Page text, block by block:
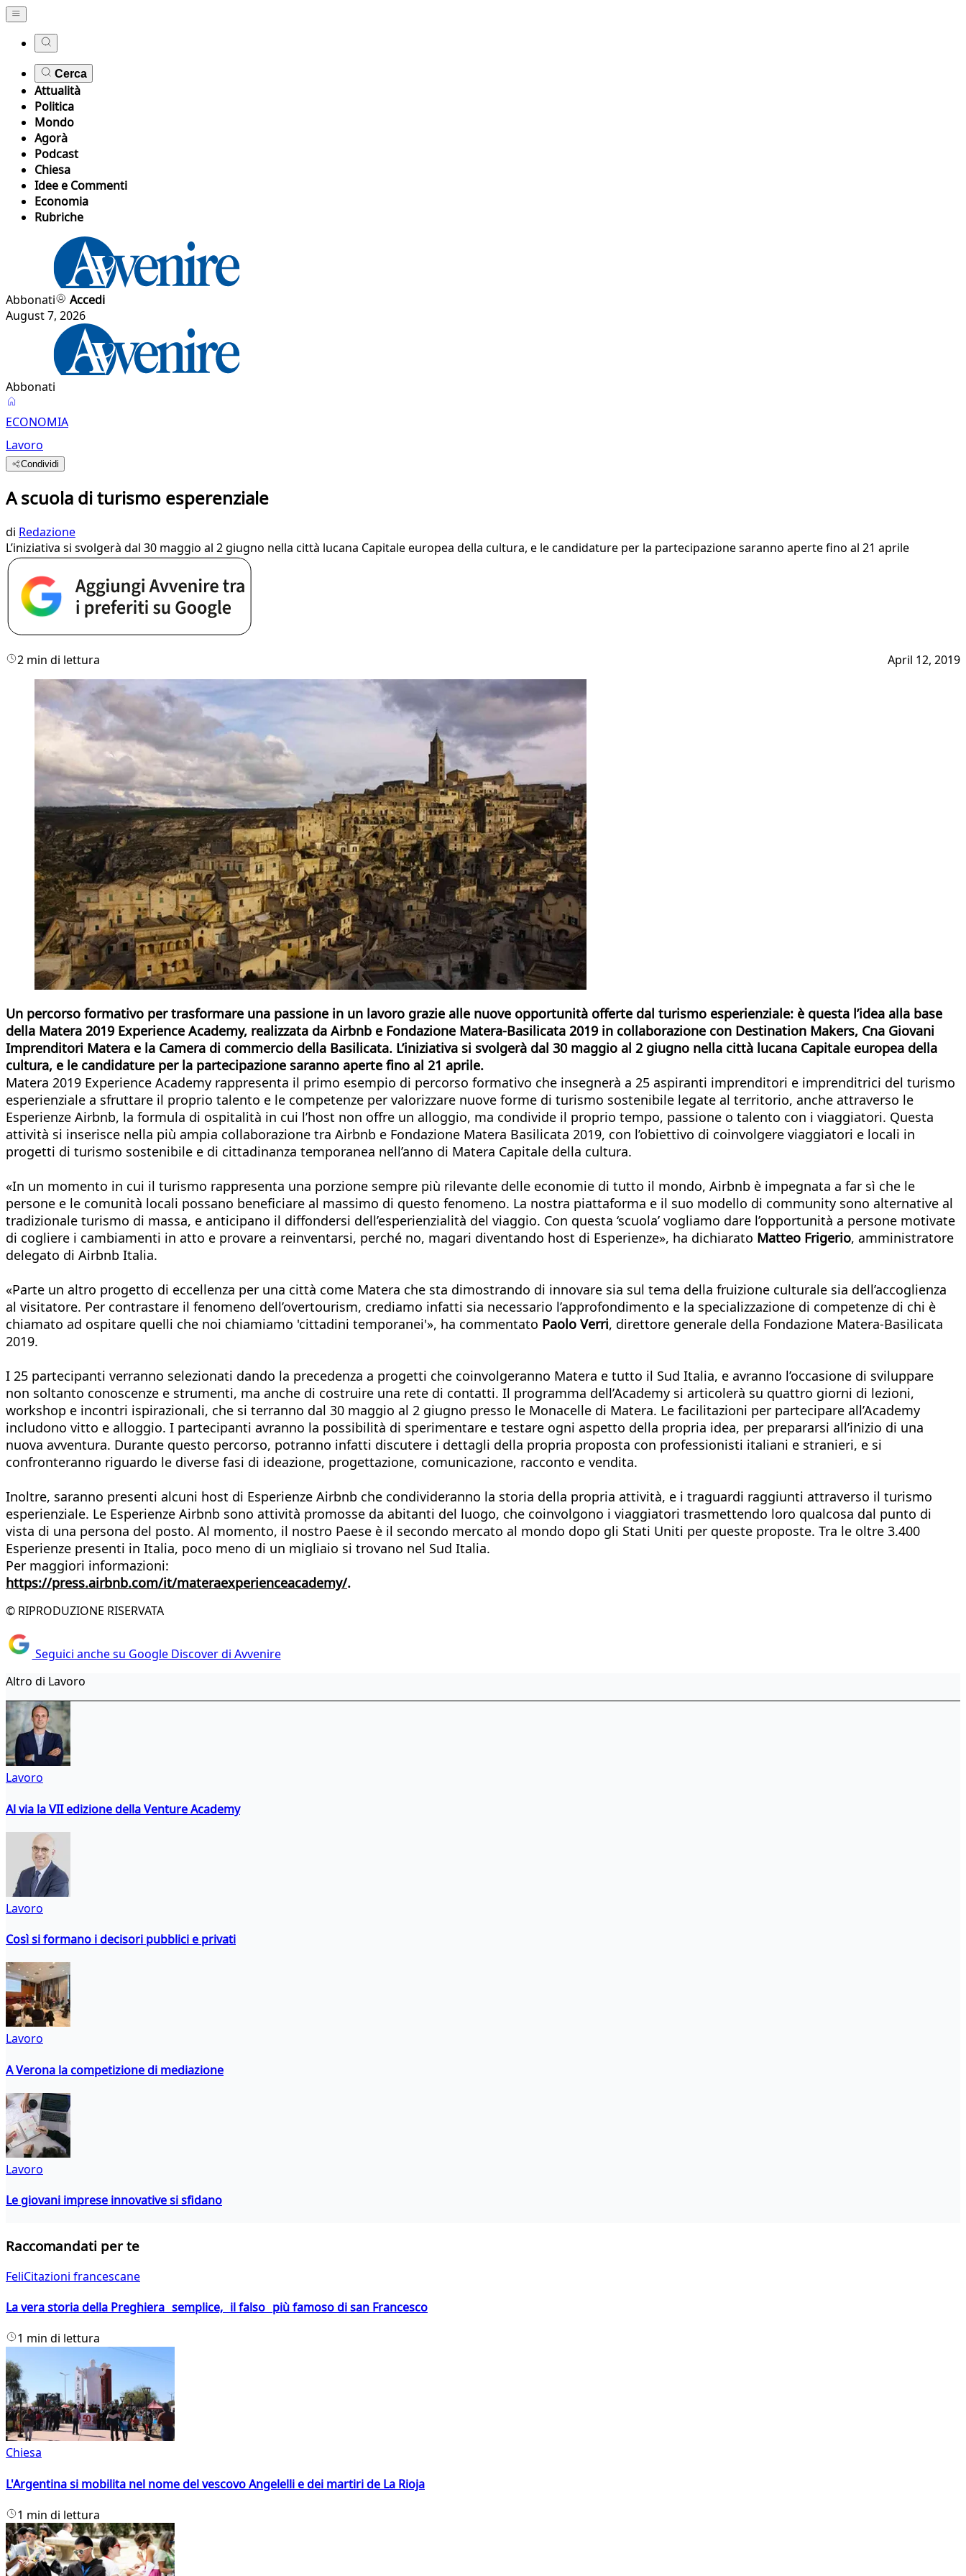
Cerca
Attualità
Politica
Mondo
Agorà
Podcast
Chiesa
Idee e Commenti
Economia
Rubriche
Abbonati
Accedi
August 7, 2026
Abbonati
ECONOMIA
Lavoro
Condividi
A scuola di turismo esperenziale
di Redazione
L’iniziativa si svolgerà dal 30 maggio al 2 giugno nella città lucana Capitale europea della cultura, e le candidature per la partecipazione saranno aperte fino al 21 aprile
2 min di lettura April 12, 2019
Un percorso formativo per trasformare una passione in un lavoro grazie alle nuove opportunità offerte dal turismo esperienziale: è questa l’idea alla base
della Matera 2019 Experience Academy, realizzata da Airbnb e Fondazione Matera-Basilicata 2019 in collaborazione con Destination Makers, Cna Giovani
Imprenditori Matera e la Camera di commercio della Basilicata. L’iniziativa si svolgerà dal 30 maggio al 2 giugno nella città lucana Capitale europea della
cultura, e le candidature per la partecipazione saranno aperte fino al 21 aprile.
Matera 2019 Experience Academy rappresenta il primo esempio di percorso formativo che insegnerà a 25 aspiranti imprenditori e imprenditrici del turismo
esperienziale a sfruttare il proprio talento e le competenze per valorizzare nuove forme di turismo sostenibile legate al territorio, anche attraverso le
Esperienze Airbnb, la formula di ospitalità in cui l’host non offre un alloggio, ma condivide il proprio tempo, passione o talento con i viaggiatori. Questa
attività si inserisce nella più ampia collaborazione tra Airbnb e Fondazione Matera Basilicata 2019, con l’obiettivo di coinvolgere viaggiatori e locali in
progetti di turismo sostenibile e di cittadinanza temporanea nell’anno di Matera Capitale della cultura.
«In un momento in cui il turismo rappresenta una porzione sempre più rilevante delle economie di tutto il mondo, Airbnb è impegnata a far sì che le
persone e le comunità locali possano beneficiare al massimo di questo fenomeno. La nostra piattaforma e il suo modello di community sono alternative al
tradizionale turismo di massa, e anticipano il diffondersi dell’esperienzialità del viaggio. Con questa ‘scuola’ vogliamo dare l’opportunità a persone motivate
di cogliere i cambiamenti in atto e provare a reinventarsi, perché no, magari diventando host di Esperienze», ha dichiarato Matteo Frigerio, amministratore
delegato di Airbnb Italia.
«Parte un altro progetto di eccellenza per una città come Matera che sta dimostrando di innovare sia sul tema della fruizione culturale sia dell’accoglienza
al visitatore. Per contrastare il fenomeno dell’overtourism, crediamo infatti sia necessario l’approfondimento e la specializzazione di competenze di chi è
chiamato ad ospitare quelli che noi chiamiamo 'cittadini temporanei'», ha commentato Paolo Verri, direttore generale della Fondazione Matera-Basilicata
2019.
I 25 partecipanti verranno selezionati dando la precedenza a progetti che coinvolgeranno Matera e tutto il Sud Italia, e avranno l’occasione di sviluppare
non soltanto conoscenze e strumenti, ma anche di costruire una rete di contatti. Il programma dell’Academy si articolerà su quattro giorni di lezioni,
workshop e incontri ispirazionali, che si terranno dal 30 maggio al 2 giugno presso le Monacelle di Matera. Le facilitazioni per partecipare all’Academy
includono vitto e alloggio. I partecipanti avranno la possibilità di sperimentare e testare ogni aspetto della propria idea, per prepararsi all’inizio di una
nuova avventura. Durante questo percorso, potranno infatti discutere i dettagli della propria proposta con professionisti italiani e stranieri, e si
confronteranno riguardo le diverse fasi di ideazione, progettazione, comunicazione, racconto e vendita.
Inoltre, saranno presenti alcuni host di Esperienze Airbnb che condivideranno la storia della propria attività, e i traguardi raggiunti attraverso il turismo
esperienziale. Le Esperienze Airbnb sono attività promosse da abitanti del luogo, che coinvolgono i viaggiatori trasmettendo loro qualcosa dal punto di
vista di una persona del posto. Al momento, il nostro Paese è il secondo mercato al mondo dopo gli Stati Uniti per queste proposte. Tra le oltre 3.400
Esperienze presenti in Italia, poco meno di un migliaio si trovano nel Sud Italia.
Per maggiori informazioni:
https://press.airbnb.com/it/materaexperienceacademy/.
© RIPRODUZIONE RISERVATA
Seguici anche su Google Discover di Avvenire
Altro di Lavoro
Lavoro
Al via la VII edizione della Venture Academy
Lavoro
Così si formano i decisori pubblici e privati
Lavoro
A Verona la competizione di mediazione
Lavoro
Le giovani imprese innovative si sfidano
Raccomandati per te
FeliCitazioni francescane
La vera storia della Preghiera semplice, il falso più famoso di san Francesco
1 min di lettura
Chiesa
L'Argentina si mobilita nel nome del vescovo Angelelli e dei martiri de La Rioja
1 min di lettura